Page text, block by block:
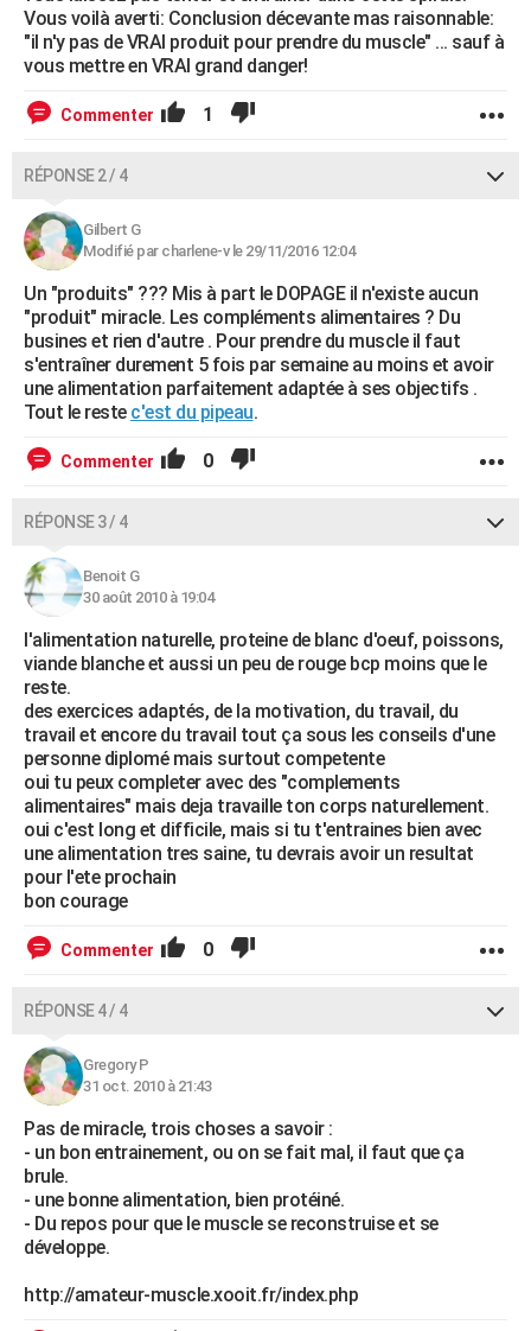
Vous voilà averti: Conclusion décevante mas raisonnable:
"il n'y pas de VRAI produit pour prendre du muscle" ... sauf à
vous mettre en VRAI grand danger!
Commenter 1
RÉPONSE 2 / 4
Gilbert G
Modifié par charlene-v le 29/11/2016 12:04
Un "produits" ??? Mis à part le DOPAGE il n'existe aucun
"produit" miracle. Les compléments alimentaires ? Du
busines et rien d'autre . Pour prendre du muscle il faut
s'entraîner durement 5 fois par semaine au moins et avoir
une alimentation parfaitement adaptée à ses objectifs .
Tout le reste c'est du pipeau.
Commenter 0
RÉPONSE 3 / 4
Benoit G
30 août 2010 à 19:04
l'alimentation naturelle, proteine de blanc d'oeuf, poissons,
viande blanche et aussi un peu de rouge bcp moins que le
reste.
des exercices adaptés, de la motivation, du travail, du
travail et encore du travail tout ça sous les conseils d'une
personne diplomé mais surtout competente
oui tu peux completer avec des "complements
alimentaires" mais deja travaille ton corps naturellement.
oui c'est long et difficile, mais si tu t'entraines bien avec
une alimentation tres saine, tu devrais avoir un resultat
pour l'ete prochain
bon courage
Commenter 0
RÉPONSE 4 / 4
Gregory P
31 oct. 2010 à 21:43
Pas de miracle, trois choses a savoir :
- un bon entrainement, ou on se fait mal, il faut que ça
brule.
- une bonne alimentation, bien protéiné.
- Du repos pour que le muscle se reconstruise et se
développe.
http://amateur-muscle.xooit.fr/index.php